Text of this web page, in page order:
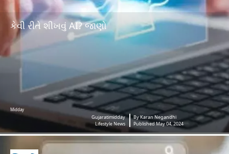
કેવી રીતે શીખવું AI? જાણો
Midday
Gujaratimidday
Lifestyle News
By Karan Negandhi
Published May 04, 2024